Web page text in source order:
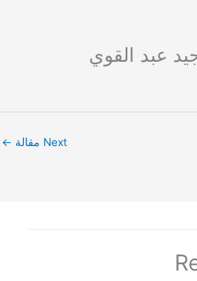
عبد القوي
Next مقالة ←